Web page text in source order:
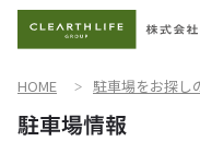
HOME 駐車場をお探し